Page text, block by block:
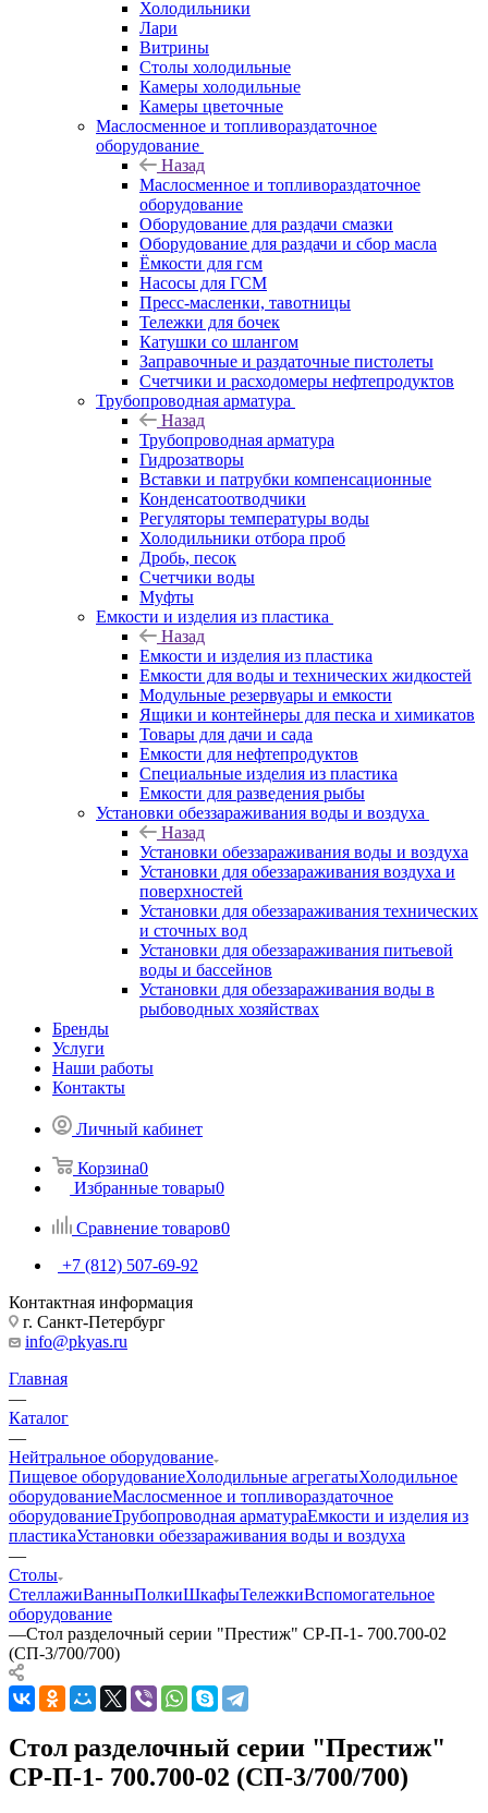
Холодильники
Лари
Витрины
Столы холодильные
Камеры холодильные
Камеры цветочные
Маслосменное и топливораздаточное
оборудование
Назад
Маслосменное и топливораздаточное
оборудование
Оборудование для раздачи смазки
Оборудование для раздачи и сбор масла
Ёмкости для гсм
Насосы для ГСМ
Пресс-масленки, тавотницы
Тележки для бочек
Катушки со шлангом
Заправочные и раздаточные пистолеты
Счетчики и расходомеры нефтепродуктов
Трубопроводная арматура
Назад
Трубопроводная арматура
Гидрозатворы
Вставки и патрубки компенсационные
Конденсатоотводчики
Регуляторы температуры воды
Холодильники отбора проб
Дробь, песок
Счетчики воды
Муфты
Емкости и изделия из пластика
Назад
Емкости и изделия из пластика
Емкости для воды и технических жидкостей
Модульные резервуары и емкости
Ящики и контейнеры для песка и химикатов
Товары для дачи и сада
Емкости для нефтепродуктов
Специальные изделия из пластика
Емкости для разведения рыбы
Установки обеззараживания воды и воздуха
Назад
Установки обеззараживания воды и воздуха
Установки для обеззараживания воздуха и
поверхностей
Установки для обеззараживания технических
и сточных вод
Установки для обеззараживания питьевой
воды и бассейнов
Установки для обеззараживания воды в
рыбоводных хозяйствах
Бренды
Услуги
Наши работы
Контакты
Личный кабинет
Корзина0
Избранные товары0
Сравнение товаров0
+7 (812) 507-69-92
Контактная информация
г. Санкт-Петербург
info@pkyas.ru
Главная
—
Каталог
—
Нейтральное оборудование
Пищевое оборудованиеХолодильные агрегатыХолодильное
оборудованиеМаслосменное и топливораздаточное
оборудованиеТрубопроводная арматураЕмкости и изделия из
пластикаУстановки обеззараживания воды и воздуха
—
Столы
СтеллажиВанныПолкиШкафыТележкиВспомогательное
оборудование
—Стол разделочный серии "Престиж" СР-П-1- 700.700-02
(СП-3/700/700)
Стол разделочный серии "Престиж"
СР-П-1- 700.700-02 (СП-3/700/700)